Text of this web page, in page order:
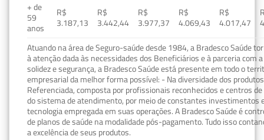
+ de
59
anos
R$
3.187,13
R$
3.442,44
R$
3.977,37
R$
4.069,43
R$
4.017,47
Atuando na área de Seguro-saúde desde 1984, a Bradesco Saúde
à atenção dada às necessidades dos Beneficiários e à parceria com
solidez e segurança, a Bradesco Saúde está presente em todo o
empresarial da melhor forma possível: - Na diversidade dos
Referenciada, composta por profissionais reconhecidos e centros
do sistema de atendimento, por meio de constantes investimentos
tecnologia empregada em suas operações. A Bradesco Saúde é
de planos de saúde na modalidade pós-pagamento. Tudo isso
a excelência de seus produtos.